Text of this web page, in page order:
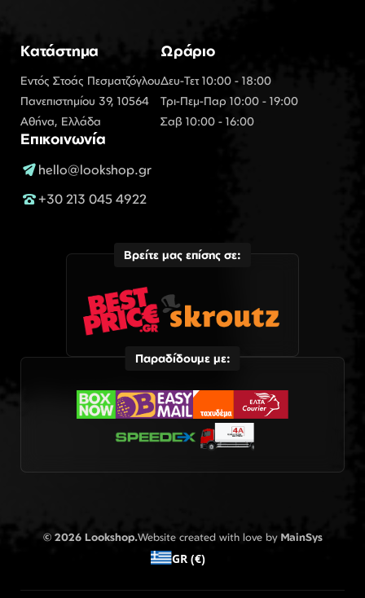
Κατάστημα
Εντός Στοάς Πεσματζόγλου
Πανεπιστημίου 39, 10564
Αθήνα, Ελλάδα
Ωράριο
Δευ-Τετ 10:00 - 18:00
Τρι-Πεμ-Παρ 10:00 - 19:00
Σαβ 10:00 - 16:00
Επικοινωνία
hello@lookshop.gr
+30 213 045 4922
Βρείτε μας επίσης σε:
Παραδίδουμε με:
© 2026 Lookshop.Website created with love by MainSys
GR (€)